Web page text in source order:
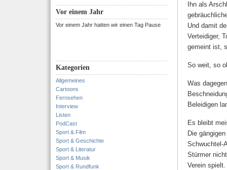
Vor einem Jahr
Vor einem Jahr hatten wir einen Tag Pause
Kategorien
Allgemeines
Cartoons
Fernsehen
Interview
Listen
PodCast
Sport & Film
Sport & Geschichte
Sport & Literatur
Sport & Musik
Sport & Rundfunk
Ihn als
Und damit
Verteidiger,
gemeint ist,
So weit, so
Was
Beleidigen
Es bleibt
Die
Schwuchtel-
Stürmer
Verein